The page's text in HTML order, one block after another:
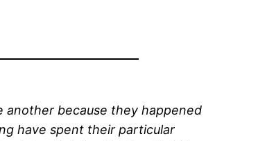
another because they happened
have spent their particular